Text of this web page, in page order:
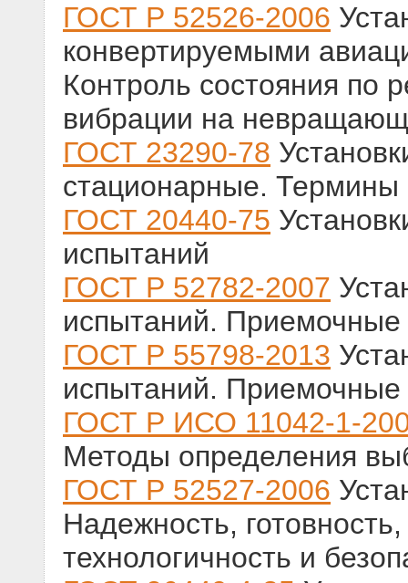
ГОСТ Р 52526-2006
конвертируемыми
Контроль состояния по
вибрации на
ГОСТ 23290-78
стационарные. Термины
ГОСТ 20440-75
испытаний
ГОСТ Р 52782-2007
испытаний. Приемочные
ГОСТ Р 55798-2013
испытаний. Приемочные
ГОСТ Р ИСО 11042-1-
Методы определения
ГОСТ Р 52527-2006
Надежность,
технологичность и